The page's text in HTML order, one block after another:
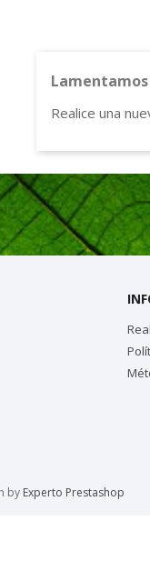
Realice una
by Experto Prestashop